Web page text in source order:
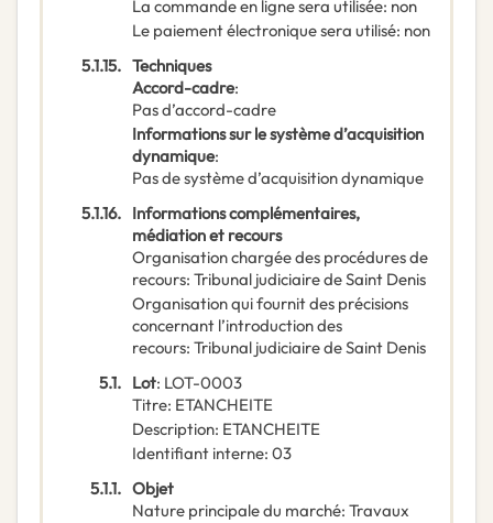
La commande en ligne sera utilisée: non
Le paiement électronique sera utilisé: non
5.1.15. Techniques
Accord-cadre:
Pas d’accord-cadre
Informations sur le système d’acquisition
dynamique:
Pas de système d’acquisition dynamique
5.1.16. Informations complémentaires,
médiation et recours
Organisation chargée des procédures de
recours: Tribunal judiciaire de Saint Denis
Organisation qui fournit des précisions
concernant l’introduction des
recours: Tribunal judiciaire de Saint Denis
5.1. Lot: LOT-0003
Titre: ETANCHEITE
Description: ETANCHEITE
Identifiant interne: 03
5.1.1. Objet
Nature principale du marché: Travaux